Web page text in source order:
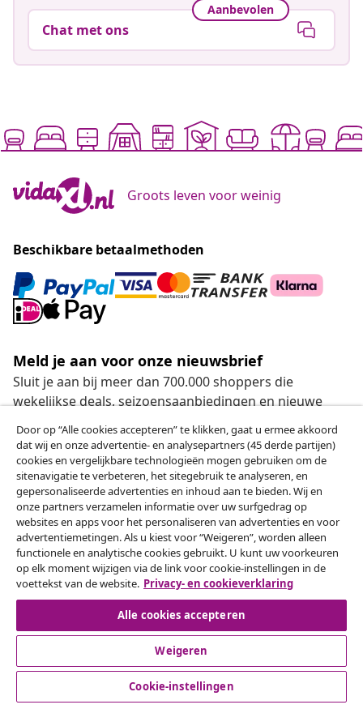
Aanbevolen
Chat met ons
Groots leven voor weinig
Beschikbare betaalmethoden
Meld je aan voor onze nieuwsbrief
Sluit je aan bij meer dan 700.000 shoppers die
wekelijkse deals, seizoensaanbiedingen en nieuwe
Onze sociale media
Herroeping van de overeenkomst
Een annulering voor je bestelling indienen
Herroeping van de overeenkomst
Klantenservice
Door op “Alle cookies accepteren” te klikken, gaat u ermee akkoord
dat wij en onze advertentie- en analysepartners (45 derde partijen)
cookies en vergelijkbare technologieën mogen gebruiken om de
sitenavigatie te verbeteren, het sitegebruik te analyseren, en
gepersonaliseerde advertenties en inhoud aan te bieden. Wij en
onze partners verzamelen informatie over uw surfgedrag op
websites en apps voor het personaliseren van advertenties en voor
advertentiemetingen. Als u kiest voor “Weigeren”, worden alleen
functionele en analytische cookies gebruikt. U kunt uw voorkeuren
op elk moment wijzigen via de link voor cookie-instellingen in de
voettekst van de website. Privacy- en cookieverklaring
Alle cookies accepteren
Weigeren
Cookie-instellingen